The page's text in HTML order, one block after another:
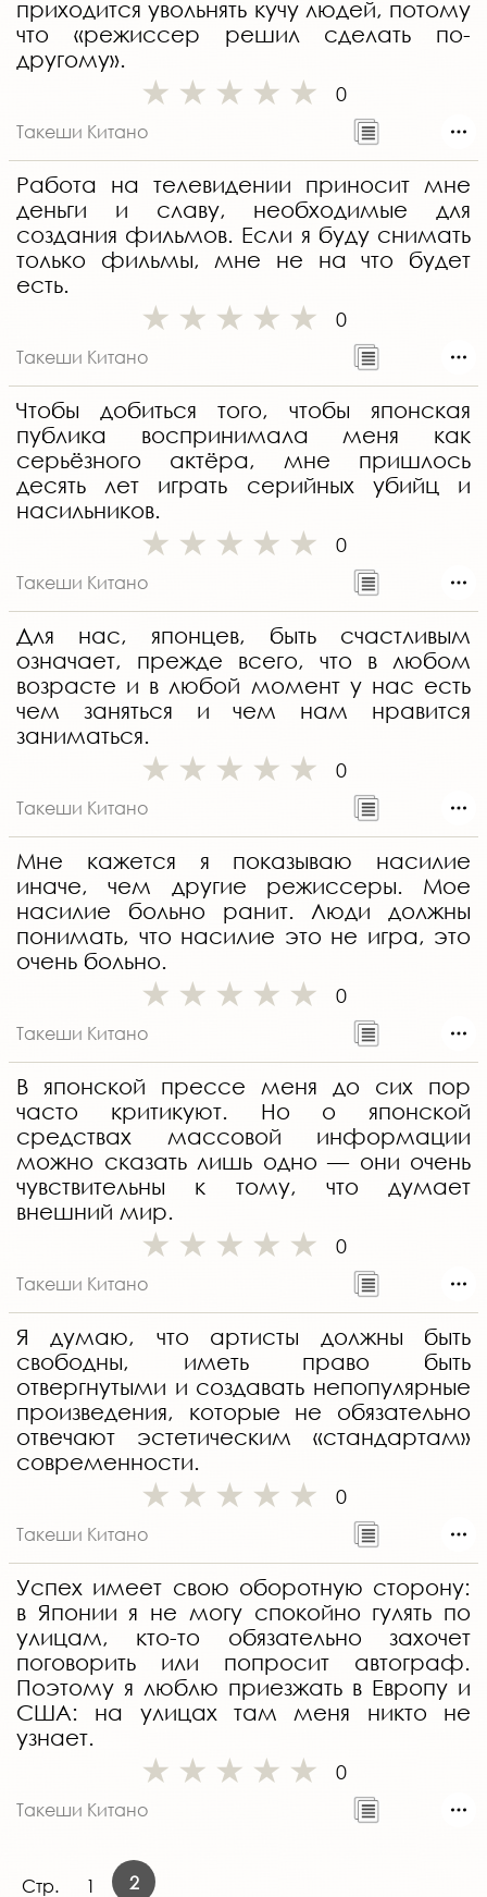
приходится увольнять кучу людей, потому
что «режиссер решил сделать по-
другому».
0
Такеши Китано
Работа на телевидении приносит мне
деньги и славу, необходимые для
создания фильмов. Если я буду снимать
только фильмы, мне не на что будет
есть.
0
Такеши Китано
Чтобы добиться того, чтобы японская
публика воспринимала меня как
серьёзного актёра, мне пришлось
десять лет играть серийных убийц и
насильников.
0
Такеши Китано
Для нас, японцев, быть счастливым
означает, прежде всего, что в любом
возрасте и в любой момент у нас есть
чем заняться и чем нам нравится
заниматься.
0
Такеши Китано
Мне кажется я показываю насилие
иначе, чем другие режиссеры. Мое
насилие больно ранит. Люди должны
понимать, что насилие это не игра, это
очень больно.
0
Такеши Китано
В японской прессе меня до сих пор
часто критикуют. Но о японской
средствах массовой информации
можно сказать лишь одно — они очень
чувствительны к тому, что думает
внешний мир.
0
Такеши Китано
Я думаю, что артисты должны быть
свободны, иметь право быть
отвергнутыми и создавать непопулярные
произведения, которые не обязательно
отвечают эстетическим «стандартам»
современности.
0
Такеши Китано
Успех имеет свою оборотную сторону:
в Японии я не могу спокойно гулять по
улицам, кто-то обязательно захочет
поговорить или попросит автограф.
Поэтому я люблю приезжать в Европу и
США: на улицах там меня никто не
узнает.
0
Такеши Китано
Стр. 1 2